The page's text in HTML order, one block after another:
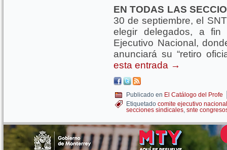
EN TODAS LAS
30 de septiembre, el
elegir delegados, a
Ejecutivo Nacional,
anunciará su “retiro
esta entrada →
Publicado en El Catálogo del Profe
Etiquetado comite ejecutivo nacional
secciones sindicales, snte